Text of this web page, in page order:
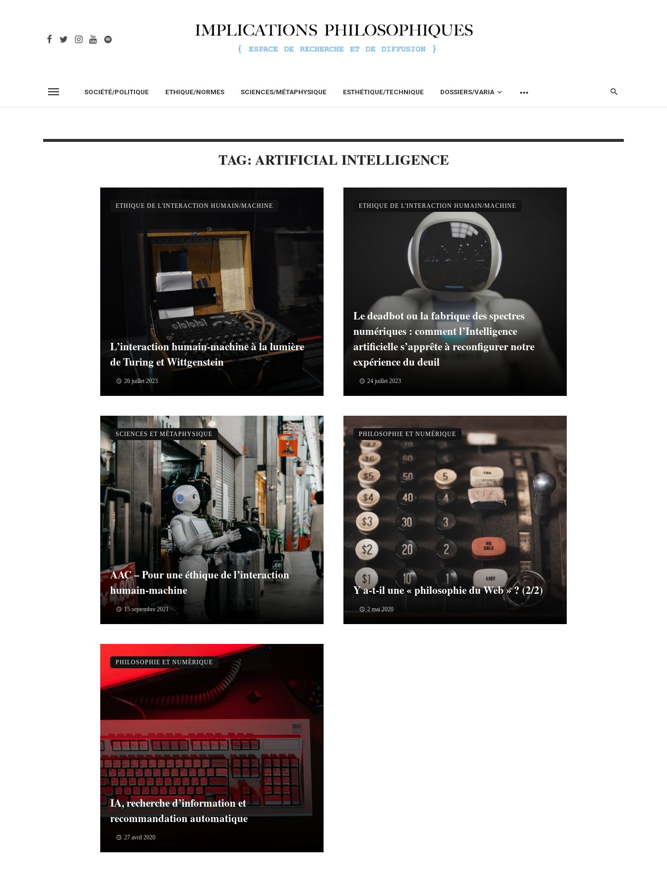
SOCIÉTÉ/POLITIQUE ETHIQUE/NORMES SCIENCES/MÉTAPHYSIQUE ESTHÉTIQUE/TECHNIQUE DOSSIERS/VARIA
TAG: ARTIFICIAL INTELLIGENCE
L’interaction humain-machine à la lumière
de Turing et Wittgenstein
26 juillet 2023
ETHIQUE DE L'INTERACTION HUMAIN/MACHINE
Le deadbot ou la fabrique des spectres
numériques : comment l’Intelligence
artificielle s’apprête à reconfigurer notre
expérience du deuil
24 juillet 2023
ETHIQUE DE L'INTERACTION HUMAIN/MACHINE
AAC – Pour une éthique de l’interaction
humain-machine
15 septembre 2021
SCIENCES ET MÉTAPHYSIQUE
Y a-t-il une « philosophie du Web » ? (2/2)
2 mai 2020
PHILOSOPHIE ET NUMÉRIQUE
IA, recherche d’information et
recommandation automatique
27 avril 2020
PHILOSOPHIE ET NUMÉRIQUE